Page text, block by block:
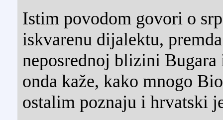
Istim povodom govori o
iskvarenu dijalektu,
neposrednoj blizini Bugara
onda kaže, kako mnogo
ostalim poznaju i hrvatski